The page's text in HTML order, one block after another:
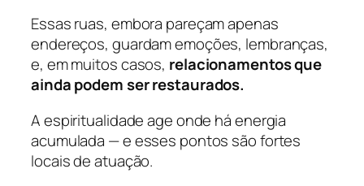
Essas ruas, embora pareçam apenas
endereços, guardam emoções, lembranças,
e, em muitos casos, relacionamentos que
ainda podem ser restaurados.
A espiritualidade age onde há energia
acumulada — e esses pontos são fortes
locais de atuação.